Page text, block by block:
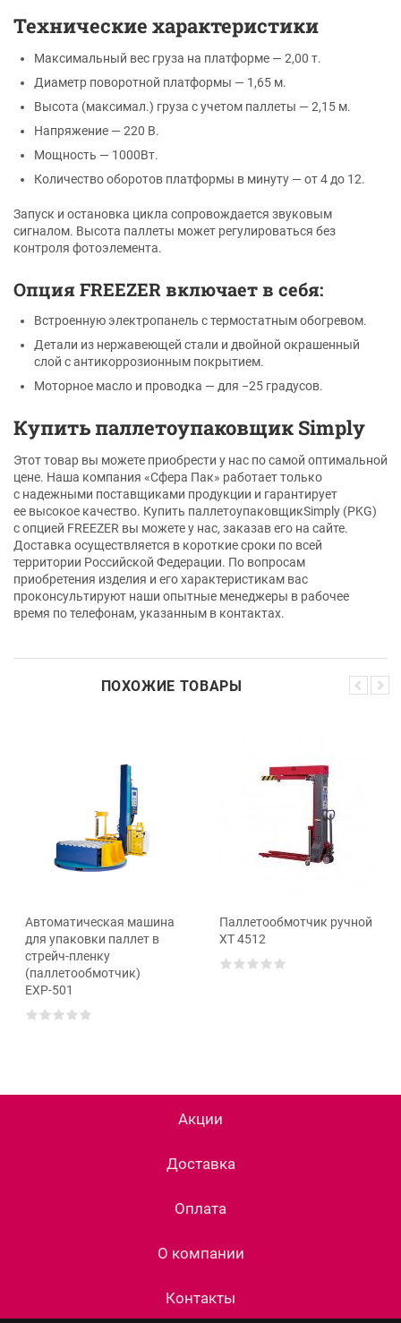
Технические характеристики
Максимальный вес груза на платформе — 2,00 т.
Диаметр поворотной платформы — 1,65 м.
Высота (максимал.) груза с учетом паллеты — 2,15 м.
Напряжение — 220 В.
Мощность — 1000Вт.
Количество оборотов платформы в минуту — от 4 до 12.
Запуск и остановка цикла сопровождается звуковым
сигналом. Высота паллеты может регулироваться без
контроля фотоэлемента.
Опция FREEZER включает в себя:
Встроенную электропанель с термостатным обогревом.
Детали из нержавеющей стали и двойной окрашенный
слой с антикоррозионным покрытием.
Моторное масло и проводка — для −25 градусов.
Купить паллетоупаковщик Simply
Этот товар вы можете приобрести у нас по самой оптимальной
цене. Наша компания «Сфера Пак» работает только
с надежными поставщиками продукции и гарантирует
ее высокое качество. Купить паллетоупаковщикSimply (PKG)
с опцией FREEZER вы можете у нас, заказав его на сайте.
Доставка осуществляется в короткие сроки по всей
территории Российской Федерации. По вопросам
приобретения изделия и его характеристикам вас
проконсультируют наши опытные менеджеры в рабочее
время по телефонам, указанным в контактах.
ПОХОЖИЕ ТОВАРЫ
Автоматическая машина
для упаковки паллет в
стрейч-пленку
(паллетообмотчик)
ЕХР-501
Паллетообмотчик ручной
ХТ 4512
Акции
Доставка
Оплата
О компании
Контакты